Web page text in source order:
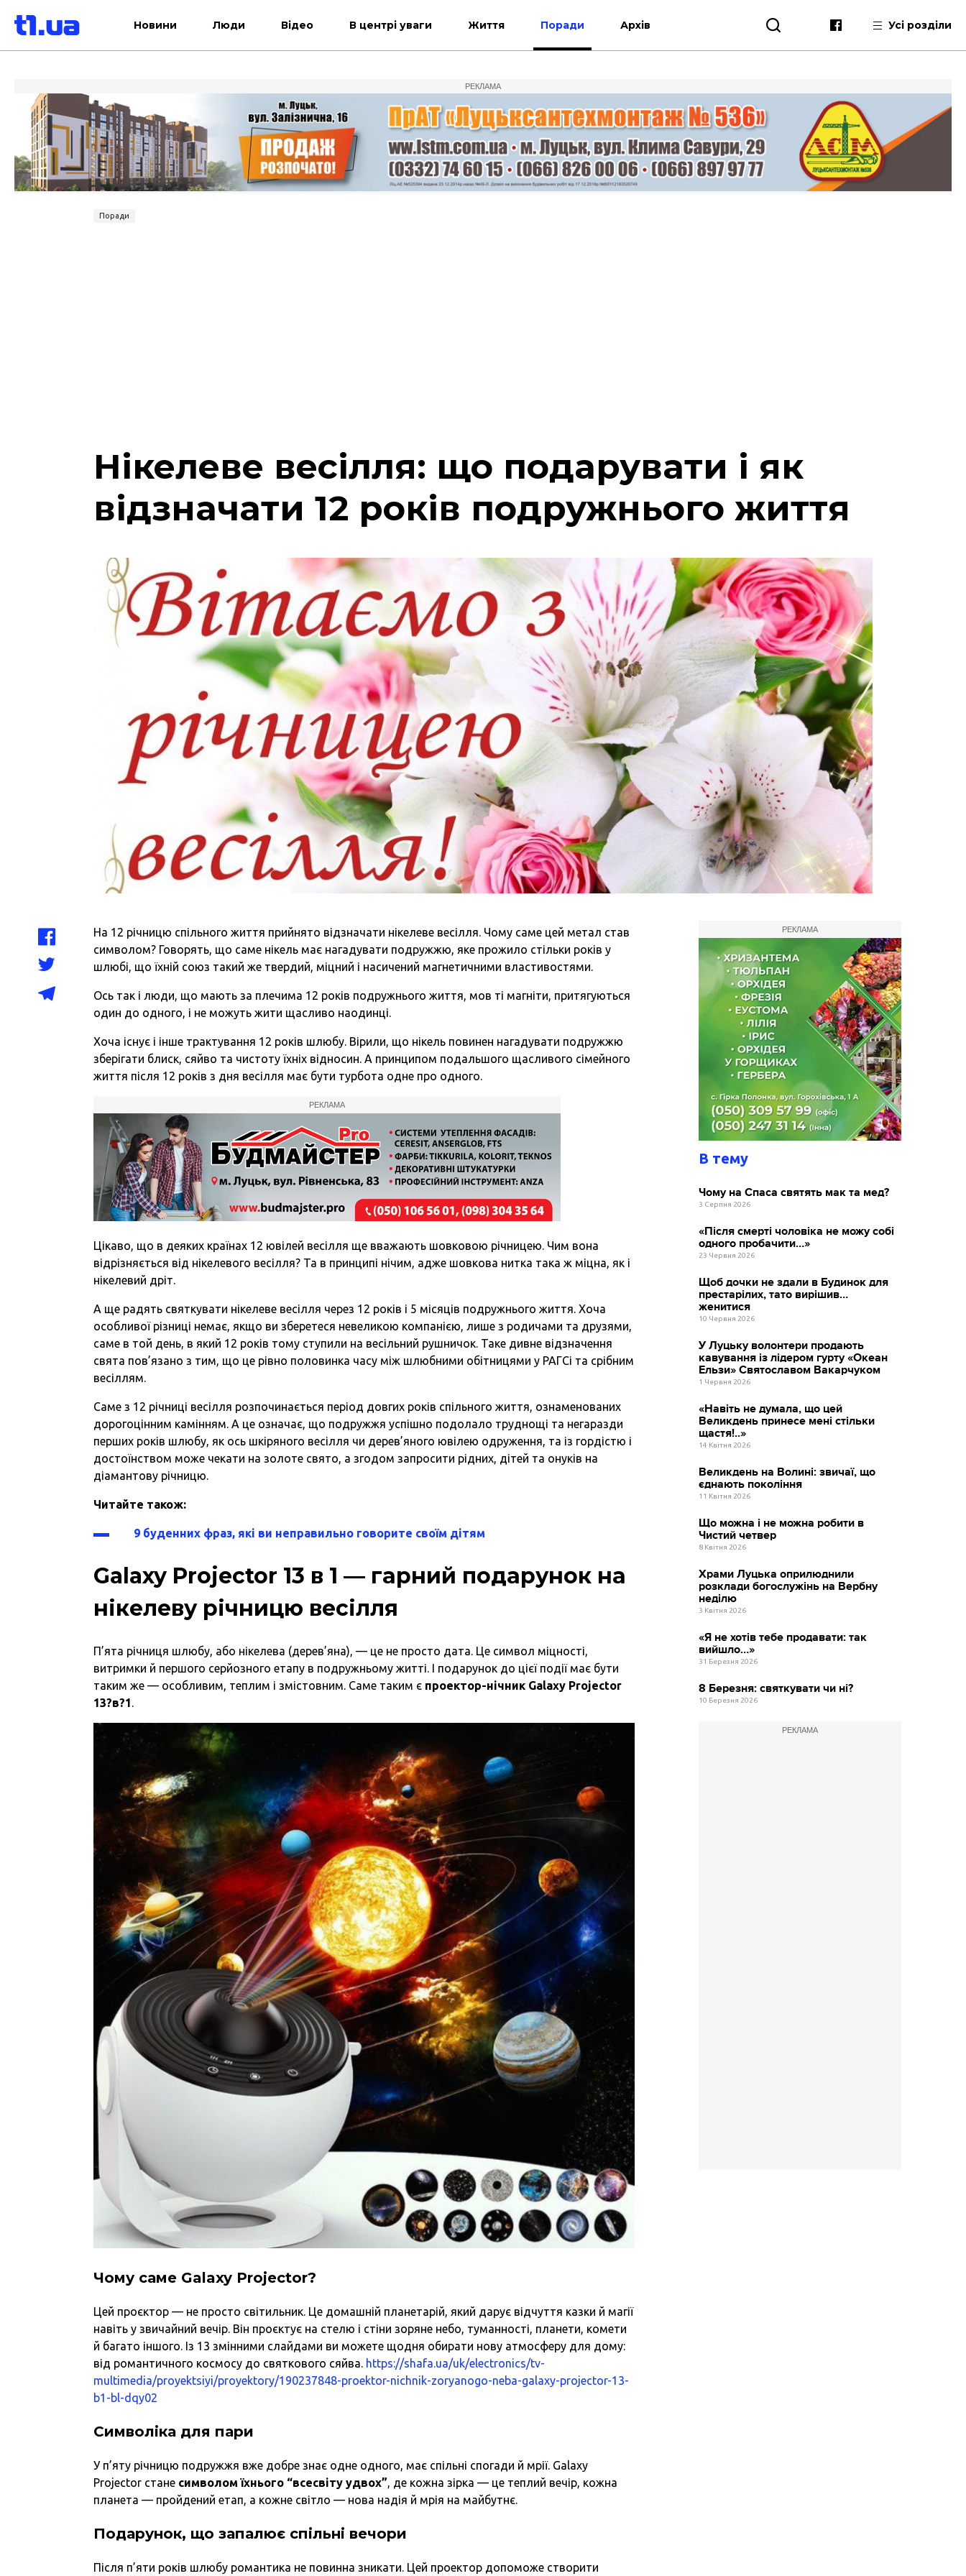
Новини Люди Відео В центрі уваги Життя Поради Архів Усі розділи
РЕКЛАМА
Поради
Нікелеве весілля: що подарувати і як
відзначати 12 років подружнього життя
На 12 річницю спільного життя прийнято відзначати нікелеве весілля. Чому саме цей метал став
символом? Говорять, що саме нікель має нагадувати подружжю, яке прожило стільки років у
шлюбі, що їхній союз такий же твердий, міцний і насичений магнетичними властивостями.
Ось так і люди, що мають за плечима 12 років подружнього життя, мов ті магніти, притягуються
один до одного, і не можуть жити щасливо наодинці.
Хоча існує і інше трактування 12 років шлюбу. Вірили, що нікель повинен нагадувати подружжю
зберігати блиск, сяйво та чистоту їхніх відносин. А принципом подальшого щасливого сімейного
життя після 12 років з дня весілля має бути турбота одне про одного.
РЕКЛАМА
Цікаво, що в деяких країнах 12 ювілей весілля ще вважають шовковою річницею. Чим вона
відрізняється від нікелевого весілля? Та в принципі нічим, адже шовкова нитка така ж міцна, як і
нікелевий дріт.
А ще радять святкувати нікелеве весілля через 12 років і 5 місяців подружнього життя. Хоча
особливої різниці немає, якщо ви зберетеся невеликою компанією, лише з родичами та друзями,
саме в той день, в який 12 років тому ступили на весільний рушничок. Таке дивне відзначення
свята пов’язано з тим, що це рівно половинка часу між шлюбними обітницями у РАГСі та срібним
весіллям.
Саме з 12 річниці весілля розпочинається період довгих років спільного життя, ознаменованих
дорогоцінним камінням. А це означає, що подружжя успішно подолало труднощі та негаразди
перших років шлюбу, як ось шкіряного весілля чи дерев’яного ювілею одруження, та із гордістю і
достоїнством може чекати на золоте свято, а згодом запросити рідних, дітей та онуків на
діамантову річницю.
Читайте також:
9 буденних фраз, які ви неправильно говорите своїм дітям
Galaxy Projector 13 в 1 — гарний подарунок на
нікелеву річницю весілля
П’ята річниця шлюбу, або нікелева (дерев’яна), — це не просто дата. Це символ міцності,
витримки й першого серйозного етапу в подружньому житті. І подарунок до цієї події має бути
таким же — особливим, теплим і змістовним. Саме таким є проектор-нічник Galaxy Projector
13?в?1.
Чому саме Galaxy Projector?
Цей проєктор — не просто світильник. Це домашній планетарій, який дарує відчуття казки й магії
навіть у звичайний вечір. Він проєктує на стелю і стіни зоряне небо, туманності, планети, комети
й багато іншого. Із 13 змінними слайдами ви можете щодня обирати нову атмосферу для дому:
від романтичного космосу до святкового сяйва. https://shafa.ua/uk/electronics/tv-
multimedia/proyektsiyi/proyektory/190237848-proektor-nichnik-zoryanogo-neba-galaxy-projector-13-
b1-bl-dqy02
Символіка для пари
У п’яту річницю подружжя вже добре знає одне одного, має спільні спогади й мрії. Galaxy
Projector стане символом їхнього “всесвіту удвох”, де кожна зірка — це теплий вечір, кожна
планета — пройдений етап, а кожне світло — нова надія й мрія на майбутнє.
Подарунок, що запалює спільні вечори
Після п’яти років шлюбу романтика не повинна зникати. Цей проектор допоможе створити
РЕКЛАМА
В тему
Чому на Спаса святять мак та мед?
3 Серпня 2026
«Після смерті чоловіка не можу собі
одного пробачити…»
23 Червня 2026
Щоб дочки не здали в Будинок для
престарілих, тато вирішив…
женитися
10 Червня 2026
У Луцьку волонтери продають
кавування із лідером гурту «Океан
Ельзи» Святославом Вакарчуком
1 Червня 2026
«Навіть не думала, що цей
Великдень принесе мені стільки
щастя!..»
14 Квітня 2026
Великдень на Волині: звичаї, що
єднають покоління
11 Квітня 2026
Що можна і не можна робити в
Чистий четвер
8 Квітня 2026
Храми Луцька оприлюднили
розклади богослужінь на Вербну
неділю
3 Квітня 2026
«Я не хотів тебе продавати: так
вийшло…»
31 Березня 2026
8 Березня: святкувати чи ні?
10 Березня 2026
РЕКЛАМА